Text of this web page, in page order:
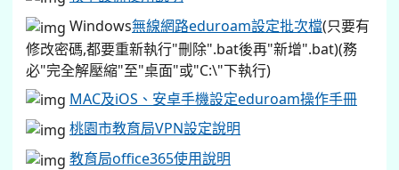
Windows無線網路eduroam設定批次檔(只要有
修改密碼,都要重新執行"刪除".bat後再"新增".bat)(務
必"完全解壓縮"至"桌面"或"C:\"下執行)
MAC及iOS、安卓手機設定eduroam操作手冊
桃園市教育局VPN設定說明
教育局office365使用說明